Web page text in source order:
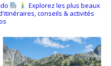
Explorez les plus beaux
conseils & activités